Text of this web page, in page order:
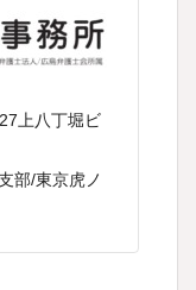
上八丁堀ビ
部/東京虎ノ